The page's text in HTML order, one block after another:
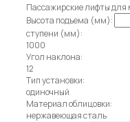
Пассажирские лифты для
Высота подъема (мм):
ступени (мм):
1000
Угол наклона:
12
Тип установки:
одиночный
Материал облицовки:
нержавеющая сталь